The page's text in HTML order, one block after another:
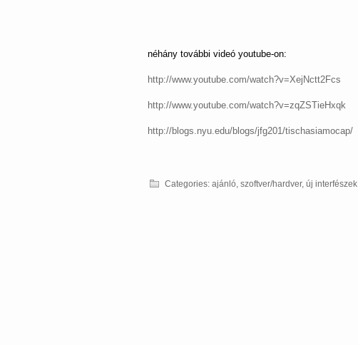
néhány további videó youtube-on:
http://www.youtube.com/watch?v=XejNctt2Fcs
http://www.youtube.com/watch?v=zqZSTieHxqk
http://blogs.nyu.edu/blogs/jfg201/tischasiamocap/
Categories: ajánló, szoftver/hardver, új interfészek